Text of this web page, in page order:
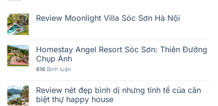
Review Moonlight Villa Sóc Sơn Hà Nội
Homestay Angel Resort Sóc Sơn: Thiên Đường
Chụp Ảnh
816 Bình luận
Review nét đẹp bình dị nhưng tinh tế của căn
biệt thự happy house